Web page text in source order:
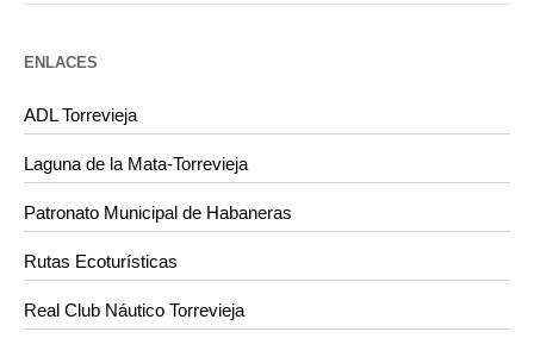
ENLACES
ADL Torrevieja
Laguna de la Mata-Torrevieja
Patronato Municipal de Habaneras
Rutas Ecoturísticas
Real Club Náutico Torrevieja